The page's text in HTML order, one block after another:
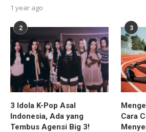
1 year ago
2
3 Idola K-Pop Asal
Indonesia, Ada yang
Tembus Agensi Big 3!
3
Cara